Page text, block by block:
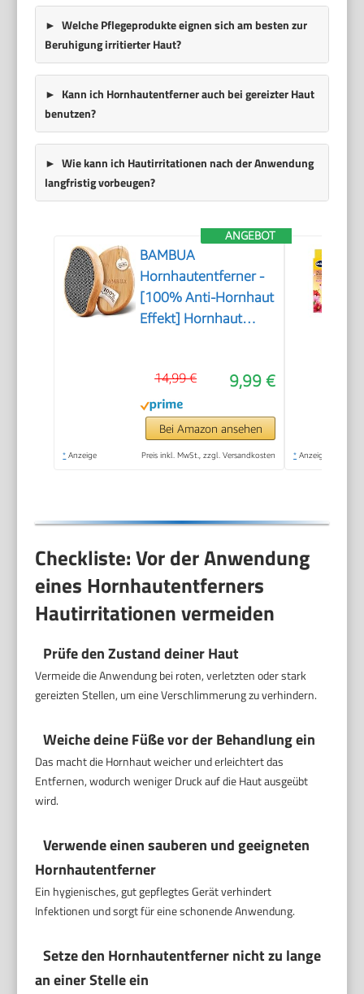
Welche Pflegeprodukte eignen sich am besten zur
Beruhigung irritierter Haut?
Kann ich Hornhautentferner auch bei gereizter Haut
benutzen?
Wie kann ich Hautirritationen nach der Anwendung
langfristig vorbeugen?
ANGEBOT
BAMBUA
Hornhautentferner -
[100% Anti-Hornhaut
Effekt] Hornhaut
Füße - Effektives
Nano Glas -
Professionelle
Pediküre - Premium
9,99 €
14,99 €
Bei Amazon ansehen
* Anzeige Preis inkl. MwSt., zzgl. Versandkosten * Anzeige
Checkliste: Vor der Anwendung
eines Hornhautentferners
Hautirritationen vermeiden
Prüfe den Zustand deiner Haut
Vermeide die Anwendung bei roten, verletzten oder stark
gereizten Stellen, um eine Verschlimmerung zu verhindern.
Weiche deine Füße vor der Behandlung ein
Das macht die Hornhaut weicher und erleichtert das
Entfernen, wodurch weniger Druck auf die Haut ausgeübt
wird.
Verwende einen sauberen und geeigneten
Hornhautentferner
Ein hygienisches, gut gepflegtes Gerät verhindert
Infektionen und sorgt für eine schonende Anwendung.
Setze den Hornhautentferner nicht zu lange
an einer Stelle ein